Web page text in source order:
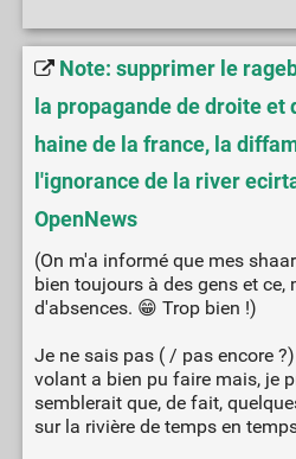
Note: supprimer le
la propagande de droite
haine de la france, la
l'ignorance de la river
OpenNews
(On m'a informé que mes
bien toujours à des gens et ce,
d'absences. 😁 Trop bien !)
Je ne sais pas ( / pas encore
volant a bien pu faire mais, je
semblerait que, de fait,
sur la rivière de temps en